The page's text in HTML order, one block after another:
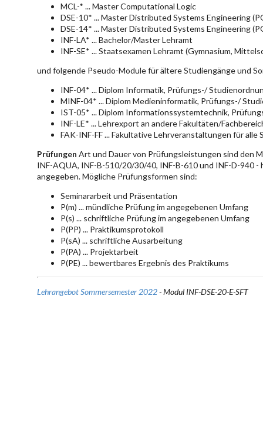
MCL-* ... Master Computational Logic
DSE-10* ... Master Distributed Systems Engineering
DSE-14* ... Master Distributed Systems Engineering
INF-LA* ... Bachelor/Master Lehramt
INF-SE* ... Staatsexamen Lehramt (Gymnasium,
und folgende Pseudo-Module für ältere Studiengänge und
INF-04* ... Diplom Informatik, Prüfungs-/
MINF-04* ... Diplom Medieninformatik, Prüfungs-/
IST-05* ... Diplom Informationssystemtechnik,
INF-LE* ... Lehrexport an andere Fakultäten/
FAK-INF-FF ... Fakultative Lehrveranstaltungen für
Prüfungen Art und Dauer von Prüfungsleistungen sind den
INF-AQUA, INF-B-510/20/30/40, INF-B-610 und INF-D-940
angegeben. Mögliche Prüfungsformen sind:
Seminararbeit und Präsentation
P(m) ... mündliche Prüfung im angegebenen Umfang
P(s) ... schriftliche Prüfung im angegebenen Umfang
P(PP) ... Praktikumsprotokoll
P(sA) ... schriftliche Ausarbeitung
P(PA) ... Projektarbeit
P(PE) ... bewertbares Ergebnis des Praktikums
Lehrangebot Sommersemester 2022- Modul INF-DSE-20-E-SFT